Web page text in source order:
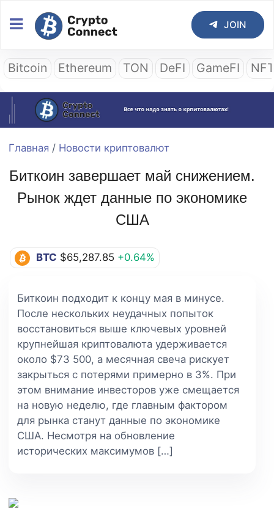
JOIN
Bitcoin Ethereum TON DeFI GameFI
Главная / Новости криптовалют
Биткоин завершает май снижением.
Рынок ждет данные по экономике
США
BTC $65,287.85 +0.64%
Биткоин подходит к концу мая в минусе.
После нескольких неудачных попыток
восстановиться выше ключевых уровней
крупнейшая криптовалюта удерживается
около $73 500, а месячная свеча рискует
закрыться с потерями примерно в 3%. При
этом внимание инвесторов уже смещается
на новую неделю, где главным фактором
для рынка станут данные по экономике
США. Несмотря на обновление
исторических максимумов […]